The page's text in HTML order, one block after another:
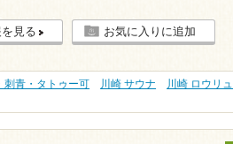
見る お気に入りに追加
刺青・タトゥー可 川崎 サウナ 川崎 ロウリュ